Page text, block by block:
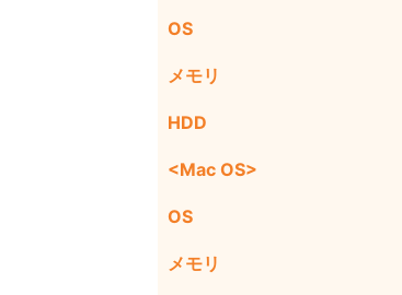
OS
メモリ
HDD
<Mac OS>
OS
メモリ